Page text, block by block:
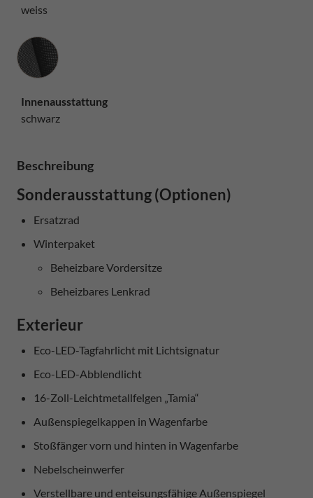
weiss
Innenausstattung
Innenausstattung
schwarz
Beschreibung
Sonderausstattung (Optionen)
Ersatzrad
Winterpaket
Beheizbare Vordersitze
Beheizbares Lenkrad
Exterieur
Eco-LED-Tagfahrlicht mit Lichtsignatur
Eco-LED-Abblendlicht
16-Zoll-Leichtmetallfelgen „Tamia“
Außenspiegelkappen in Wagenfarbe
Stoßfänger vorn und hinten in Wagenfarbe
Nebelscheinwerfer
Verstellbare und enteisungsfähige Außenspiegel